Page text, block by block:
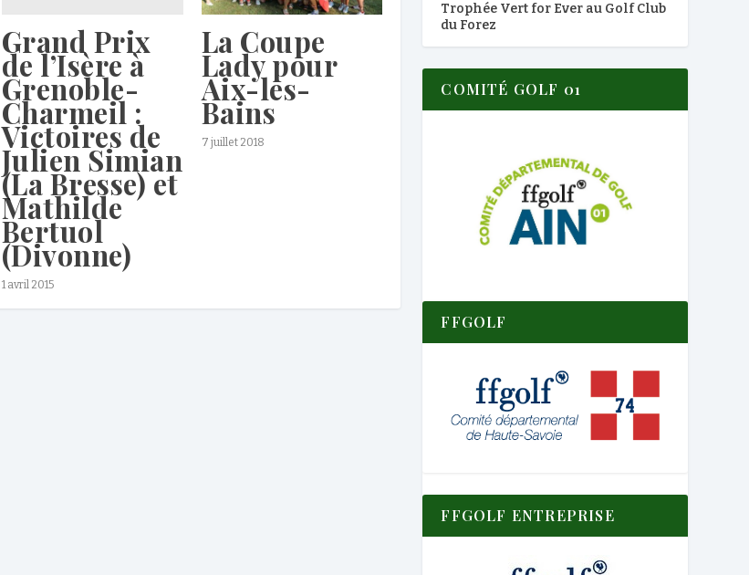
Grand Prix
de l’Isère à
Grenoble-
Charmeil :
Victoires de
Julien Simian
(La Bresse) et
Mathilde
Bertuol
(Divonne)
1 avril 2015
La Coupe
Lady pour
Aix-les-
Bains
7 juillet 2018
Trophée Vert for Ever au Golf Club
du Forez
COMITÉ GOLF 01
FFGOLF
FFGOLF ENTREPRISE